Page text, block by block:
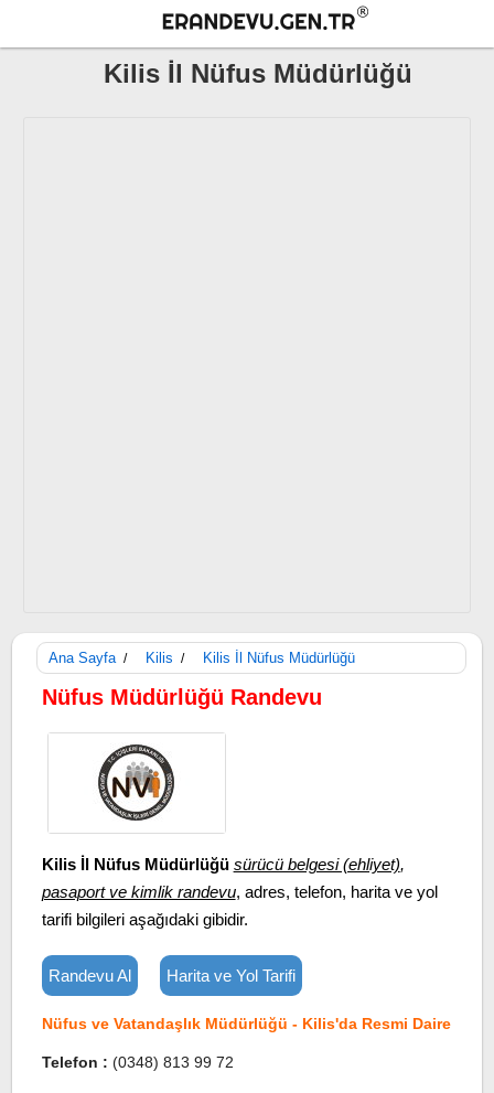
Kilis İl Nüfus Müdürlüğü
Ana Sayfa / Kilis / Kilis İl Nüfus Müdürlüğü
Nüfus Müdürlüğü Randevu
Kilis İl Nüfus Müdürlüğü sürücü belgesi (ehliyet),
pasaport ve kimlik randevu, adres, telefon, harita ve yol
tarifi bilgileri aşağıdaki gibidir.
Randevu Al Harita ve Yol Tarifi
Nüfus ve Vatandaşlık Müdürlüğü - Kilis'da Resmi Daire
Telefon : (0348) 813 99 72